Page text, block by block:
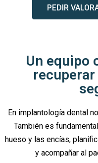
PEDIR
Un equipo
En implantología dental
También es
hueso y las encías,
y acompañar al